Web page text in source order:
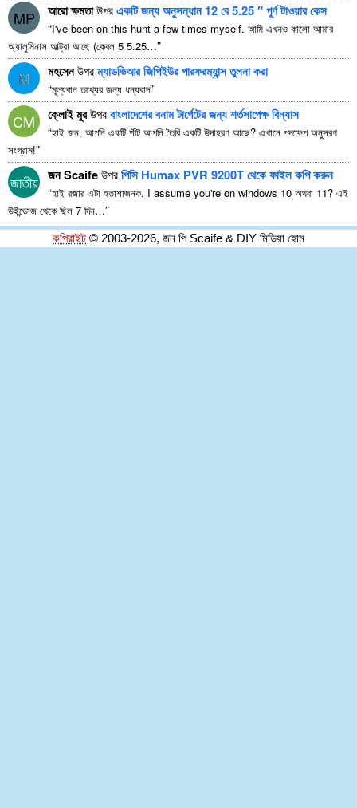
MP আরো ক্ষমতাউপরএকটি জন্য অনুসন্ধান 12 বে 5.25 ″ পূর্ণ টাওয়ার কেস
“I've been on this hunt a few times myself. আমি এখনও কালো আমার
অ্যালুমিনাস আল্ট্রা আছে (কেবল 5 5.25…”
M মহসেনউপরম্যাডভিআর জিপিইউর পারফরম্যান্স তুলনা করা
“মূল্যবান তথ্যের জন্য ধন্যবাদ”
CM ক্লোই মুরউপরবাংলাদেশের বনাম টার্গেটের জন্য শর্তসাপেক্ষ বিন্যাস
“হাই জন, আপনি একটি শীট আপনি তৈরি একটি উদাহরণ আছে? এখানে পদক্ষেপ অনুসরণ
সংগ্রাম!”
জাতীয় জন Scaifeউপরপিসি Humax PVR 9200T থেকে ফাইল কপি করুন
“হাই রজার এটা হতাশাজনক. I assume you're on windows 10 অথবা 11? এই
উইন্ডোজ থেকে ছিল 7 দিন…”
কপিরাইট © 2003-2026, জন পি Scaife & DIY মিডিয়া হোম